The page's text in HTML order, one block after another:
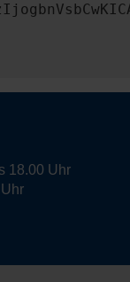
18.00 Uhr